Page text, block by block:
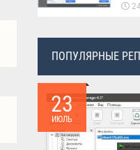
ПОПУЛЯРНЫЕ
23
ИЮЛЬ